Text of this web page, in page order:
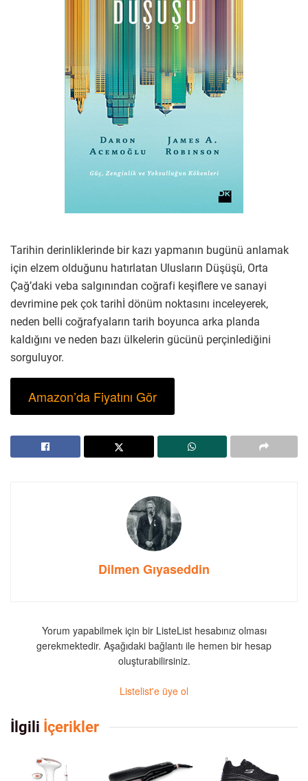
Tarihin derinliklerinde bir kazı yapmanın bugünü anlamak
için elzem olduğunu hatırlatan Ulusların Düşüşü, Orta
Çağ’daki veba salgınından coğrafi keşiflere ve sanayi
devrimine pek çok tarihİ dönüm noktasını inceleyerek,
neden belli coğrafyaların tarih boyunca arka planda
kaldığını ve neden bazı ülkelerin gücünü perçinlediğini
sorguluyor.
Amazon’da Fiyatını Gör
Dilmen Gıyaseddin
Yorum yapabilmek için bir ListeList hesabınız olması
gerekmektedir. Aşağıdaki bağlantı ile hemen bir hesap
oluşturabilirsiniz.
Listelist'e üye ol
İlgili İçerikler